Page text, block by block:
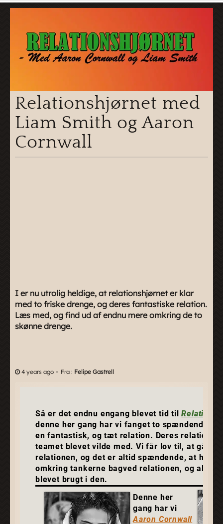
Relationshjørnet med
Liam Smith og Aaron
Cornwall
I er nu utrolig heldige, at relationshjørnet er klar
med to friske drenge, og deres fantastiske relation.
Læs med, og find ud af endnu mere omkring de to
skønne drenge.
4 years ago - Fra : Felipe Gastrell